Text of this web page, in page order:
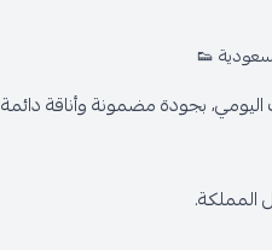
👟
بجودة مضمونة وأناقة دائمة